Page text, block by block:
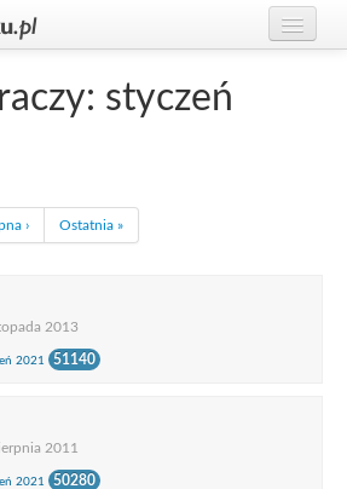
styczeń
› Ostatnia »
2013
2021 51140
2011
2021 50280